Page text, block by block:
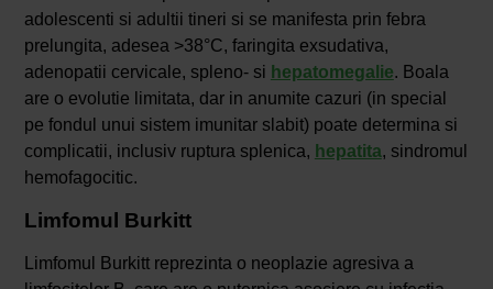
adolescenti si adultii tineri si se manifesta prin febra
prelungita, adesea >38°C, faringita exsudativa,
adenopatii cervicale, spleno- si hepatomegalie. Boala
are o evolutie limitata, dar in anumite cazuri (in special
pe fondul unui sistem imunitar slabit) poate determina si
complicatii, inclusiv ruptura splenica, hepatita, sindromul
hemofagocitic.
Limfomul Burkitt
Limfomul Burkitt reprezinta o neoplazie agresiva a